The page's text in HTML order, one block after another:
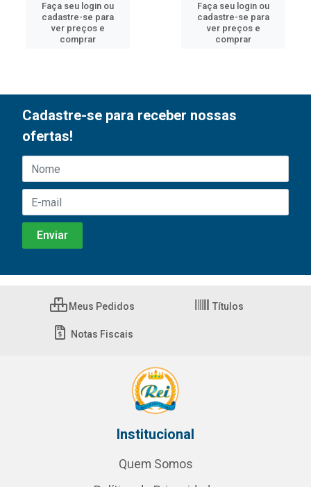
Faça seu login ou
cadastre-se para
ver preços e
comprar
Faça seu login ou
cadastre-se para
ver preços e
comprar
Cadastre-se para receber nossas
ofertas!
Meus Pedidos Títulos
Notas Fiscais
Institucional
Quem Somos